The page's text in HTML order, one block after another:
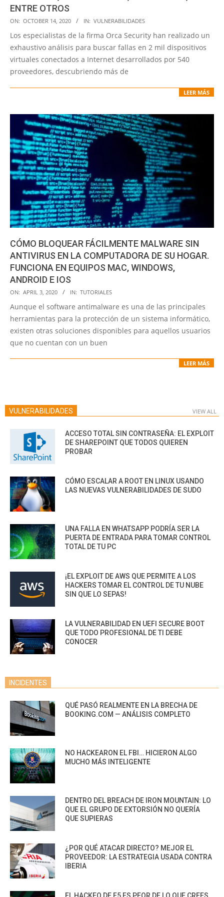
ENTRE OTROS
2020-
10-
14
ON: OCTOBER 14, 2020 IN: VULNERABILIDADES
Los especialistas de la firma Orca Security han realizado un
exhaustivo análisis para buscar fallas en 2 mil dispositivos
virtuales conectados a Internet desarrollados por 540
proveedores, descubriendo más de
LEER MÁS
CÓMO BLOQUEAR FÁCILMENTE MALWARE SIN
ANTIVIRUS EN LA COMPUTADORA DE SU HOGAR.
FUNCIONA EN EQUIPOS MAC, WINDOWS,
ANDROID E IOS
2020-
04-
03
ON: APRIL 3, 2020 IN: TUTORIALES
Aunque el software antimalware es una de las principales
herramientas para la protección de un sistema informático,
existen otras soluciones disponibles para aquellos usuarios
que no cuentan con un buen
LEER MÁS
VULNERABILIDADES VIEW ALL
ACCESO TOTAL SIN CONTRASEÑA: EL EXPLOIT
DE SHAREPOINT QUE TODOS QUIEREN
PROBAR
CÓMO ESCALAR A ROOT EN LINUX USANDO
LAS NUEVAS VULNERABILIDADES DE SUDO
UNA FALLA EN WHATSAPP PODRÍA SER LA
PUERTA DE ENTRADA PARA TOMAR CONTROL
TOTAL DE TU PC
¡EL EXPLOIT DE AWS QUE PERMITE A LOS
HACKERS TOMAR EL CONTROL DE TU NUBE
SIN QUE LO SEPAS!
LA VULNERABILIDAD EN UEFI SECURE BOOT
QUE TODO PROFESIONAL DE TI DEBE
CONOCER
INCIDENTES
QUÉ PASÓ REALMENTE EN LA BRECHA DE
BOOKING.COM — ANÁLISIS COMPLETO
NO HACKEARON EL FBI… HICIERON ALGO
MUCHO MÁS INTELIGENTE
DENTRO DEL BREACH DE IRON MOUNTAIN: LO
QUE EL GRUPO DE EXTORSIÓN NO QUERÍA
QUE SUPIERAS
¿POR QUÉ ATACAR DIRECTO? MEJOR EL
PROVEEDOR: LA ESTRATEGIA USADA CONTRA
IBERIA